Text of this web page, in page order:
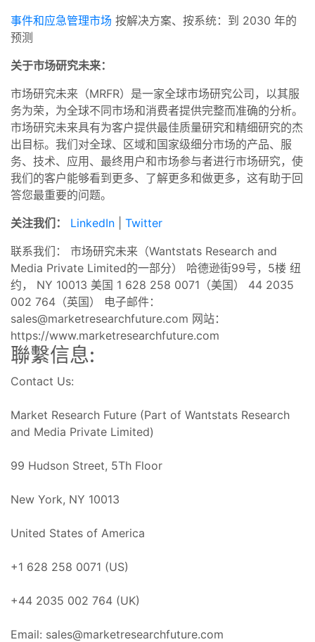
事件和应急管理市场 按解决方案、按系统：到 2030 年的
预测
关于市场研究未来：
市场研究未来（MRFR）是一家全球市场研究公司，以其服
务为荣，为全球不同市场和消费者提供完整而准确的分析。
市场研究未来具有为客户提供最佳质量研究和精细研究的杰
出目标。我们对全球、区域和国家级细分市场的产品、服
务、技术、应用、最终用户和市场参与者进行市场研究，使
我们的客户能够看到更多、了解更多和做更多，这有助于回
答您最重要的问题。
关注我们：
LinkedIn
Twitter
联系我们： 市场研究未来（Wantstats Research and
Media Private Limited的一部分） 哈德逊街99号，5楼 纽
约， NY 10013 美国 1 628 258 0071（美国） 44 2035
002 764（英国） 电子邮件：
sales@marketresearchfuture.com 网站：
https://www.marketresearchfuture.com
聯繫信息:
Contact Us:
Market Research Future (Part of Wantstats Research
and Media Private Limited)
99 Hudson Street, 5Th Floor
New York, NY 10013
United States of America
+1 628 258 0071 (US)
+44 2035 002 764 (UK)
Email: sales@marketresearchfuture.com